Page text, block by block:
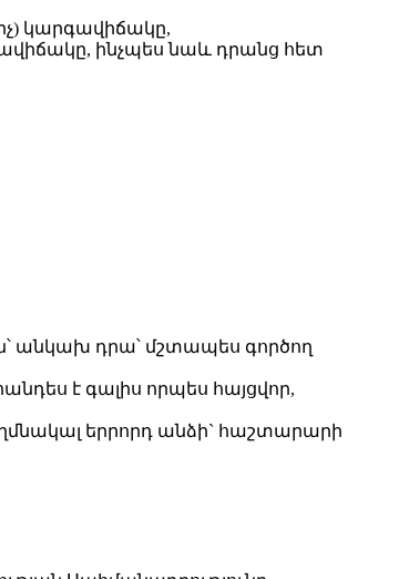
կարգավիճակը,
ինչպես նաև դրանց հետ
անկախ դրա՝ մշտապես գործող
է գալիս որպես հայցվոր,
երրորդ անձի` հաշտարարի